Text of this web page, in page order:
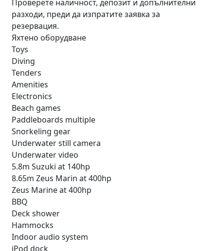
Проверете наличност, депозит и допълнителни
разходи, преди да изпратите заявка за
резервация.
Яхтено оборудване
Toys
Diving
Tenders
Amenities
Electronics
Beach games
Paddleboards multiple
Snorkeling gear
Underwater still camera
Underwater video
5.8m Suzuki at 140hp
8.65m Zeus Marin at 400hp
Zeus Marine at 400hp
BBQ
Deck shower
Hammocks
Indoor audio system
iPod dock